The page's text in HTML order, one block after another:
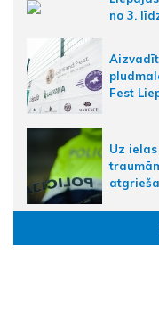
no 3.
Fest
Uz